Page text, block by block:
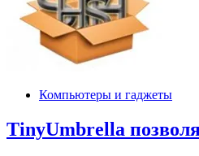
Компьютеры и гаджеты
TinyUmbrella